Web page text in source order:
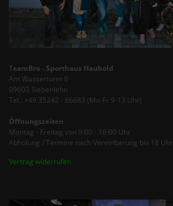
TeamBro - Sporthaus Haubold
Am Wasserturm 6
09603 Siebenlehn
Tel.: +49 35242 - 66683 (Mo-Fr 9-13 Uhr)
Öffnungszeiten
Montag - Freitag von 9:00 - 16:00 Uhr
Abholung / Termine nach Vereinbarung bis 18 Uhr
Vertrag widerrufen